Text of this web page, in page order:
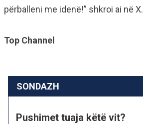
përballeni me idenë!” shkroi ai në X.
Top Channel
SONDAZH
Pushimet tuaja këtë vit?